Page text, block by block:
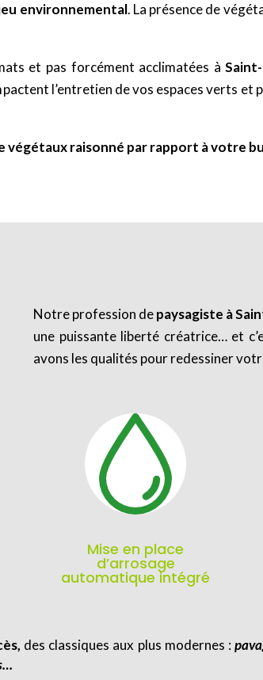
environnemental. La présence de
et pas forcément acclimatées à
l’entretien de vos espaces verts et
végétaux raisonné par rapport à votre
Notre profession depaysagiste à
une puissante liberté créatrice… et
avons les qualités pour redessiner
Mise en place
d’arrosage
automatique intégré
des classiques aux plus modernes :